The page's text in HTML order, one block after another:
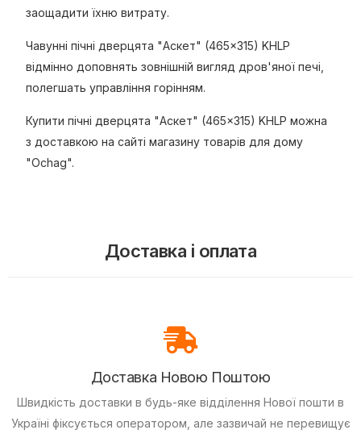
заощадити їхню витрату.
Чавунні пічні дверцята "Аскет" (465×315) KHLP
відмінно доповнять зовнішній вигляд дров'яної печі,
полегшать управління горінням.
Купити пічні дверцята "Аскет" (465×315) KHLP можна
з доставкою на сайті магазину товарів для дому
"Ochag".
Доставка і оплата
Доставка Новою Поштою
Швидкість доставки в будь-яке відділення Нової пошти в
Україні фіксується оператором, але зазвичай не перевищує